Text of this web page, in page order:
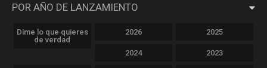
POR AÑO DE LANZAMIENTO
Dime lo que quieres
de verdad
2026 2025
2024 2023